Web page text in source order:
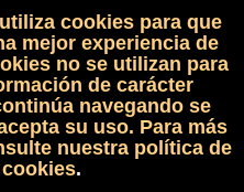
shopping_cart(0)

cookies para que
mejor experiencia de
no se utilizan para
de carácter
navegando se
su uso. Para más
nuestra política de
cookies.